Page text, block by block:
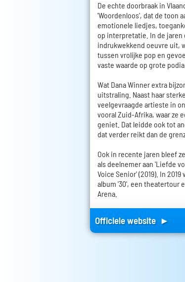
De echte doorbraak in
'Woordenloos', dat de toon
emotionele liedjes,
op interpretatie. In de jaren
indrukwekkend oeuvre uit,
tussen vrolijke pop en
vaste waarde op grote podia.
Wat Dana Winner extra
uitstraling. Naast haar
veelgevraagde artieste in
vooral Zuid-Afrika, waar ze
geniet. Dat leidde ook tot
dat verder reikt dan de
Ook in recente jaren bleef
als deelnemer aan 'Liefde
Voice Senior' (2019). In
album '30', een theatertour
Arena.
Officiele website ►